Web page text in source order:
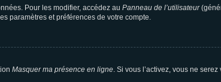
Pour les modifier, accédez au Panneau de l’utilisateur
paramètres et préférences de votre compte.
Masquer ma présence en ligne. Si vous l’activez, vous ne